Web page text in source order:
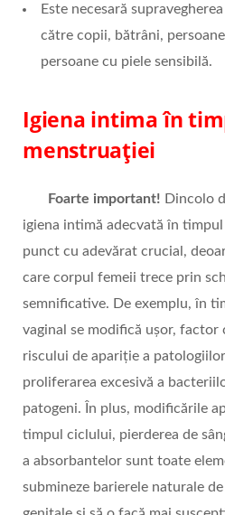
Este necesară
către copii, bătrâni,
persoane cu piele sensibilă.
Igiena intima în
menstruației
Foarte important! Dincolo
igiena intimă adecvată în
punct cu adevărat crucial,
care corpul femeii trece prin
semnificative. De exemplu, în
vaginal se modifică ușor, factor
riscului de apariție a
proliferarea excesivă a
patogeni. În plus, modificările
timpul ciclului, pierderea de
a absorbantelor sunt toate
submineze barierele naturale